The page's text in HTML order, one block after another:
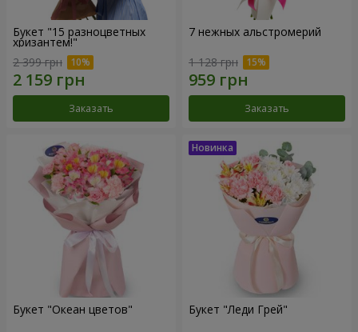
Букет "15 разноцветных
хризантем!"
2 399 грн
Заказать
7 нежных альстромерий
1 128 грн
Заказать
Букет "Океан цветов" Букет "Леди Грей"